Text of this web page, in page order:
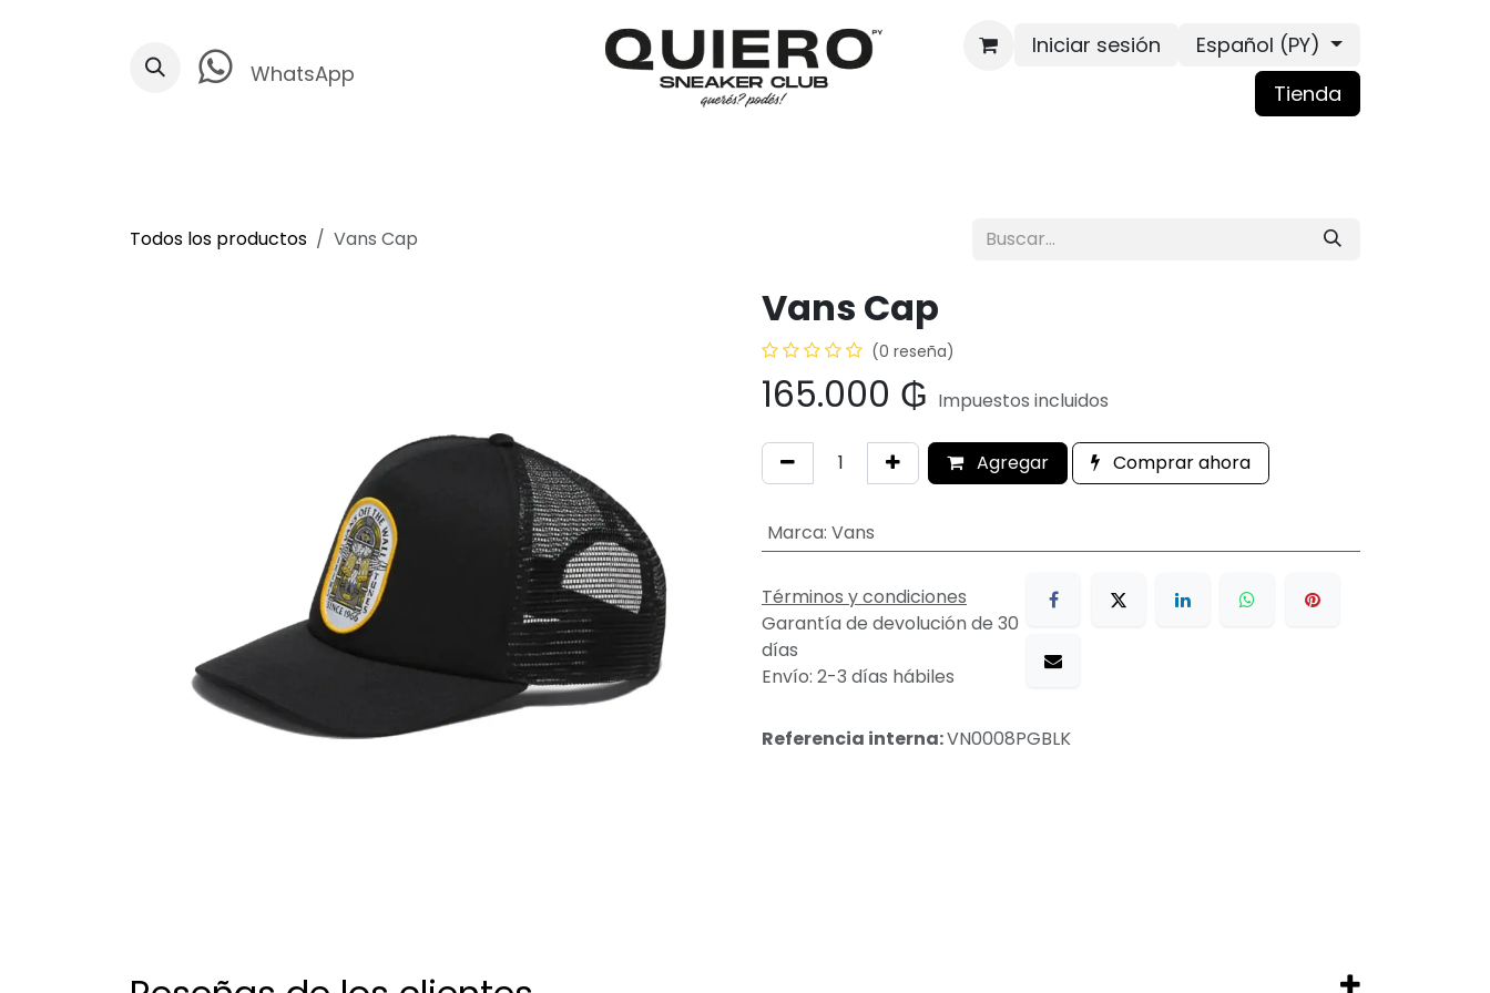
WhatsApp
Iniciar sesión
Español (PY)
Tienda
Todos los productos Vans Cap
Vans Cap
(0 reseña)
165.000 ₲ Impuestos incluidos
Agregar Comprar ahora
Marca: Vans
Términos y condiciones
Garantía de devolución de 30
días
Envío: 2-3 días hábiles
Referencia interna:VN0008PGBLK